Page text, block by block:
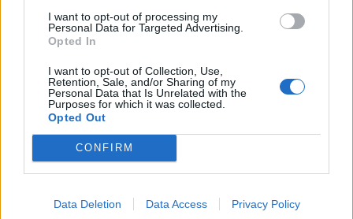
I want to opt-out of processing my
Personal Data for Targeted Advertising.
Opted In
I want to opt-out of Collection, Use,
Retention, Sale, and/or Sharing of my
Personal Data that Is Unrelated with the
Purposes for which it was collected.
Opted Out
CONFIRM
Data Deletion Data Access Privacy Policy
Município de Anadia garante
manutenção dos meios de emergência
médica no concelho